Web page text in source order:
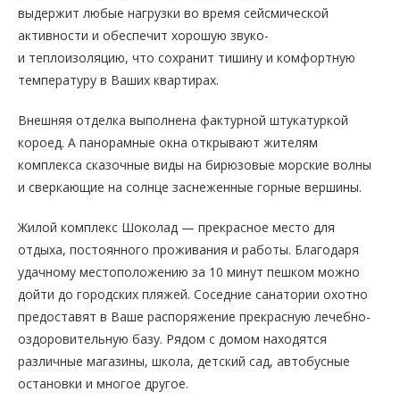
выдержит любые нагрузки во время сейсмической
активности и обеспечит хорошую звуко-
и теплоизоляцию, что сохранит тишину и комфортную
температуру в Ваших квартирах.
Внешняя отделка выполнена фактурной штукатуркой
короед. А панорамные окна открывают жителям
комплекса сказочные виды на бирюзовые морские волны
и сверкающие на солнце заснеженные горные вершины.
Жилой комплекс Шоколад — прекрасное место для
отдыха, постоянного проживания и работы. Благодаря
удачному местоположению за 10 минут пешком можно
дойти до городских пляжей. Соседние санатории охотно
предоставят в Ваше распоряжение прекрасную лечебно-
оздоровительную базу. Рядом с домом находятся
различные магазины, школа, детский сад, автобусные
остановки и многое другое.